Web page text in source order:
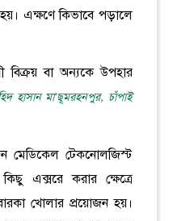
এক্ষণে কিভাবে পড়ালে
বিক্রয় বা অন্যকে উপহার
হাসান মা‘ছূমরহনপুর, চাঁপাই
টেকনোলজিস্ট
এক্সরে করার ক্ষেত্রে
খোলার প্রয়োজন হয়।